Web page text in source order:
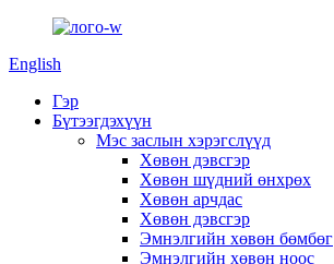
English
Гэр
Бүтээгдэхүүн
Мэс заслын хэрэгслүүд
Хөвөн дэвсгэр
Хөвөн шүдний өнхрөх
Хөвөн арчдас
Хөвөн дэвсгэр
Эмнэлгийн хөвөн бөмбөг
Эмнэлгийн хөвөн ноос